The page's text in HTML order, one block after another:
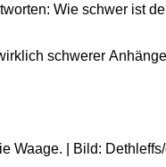
Wie schwer ist
schwerer
Waage. | Bild: